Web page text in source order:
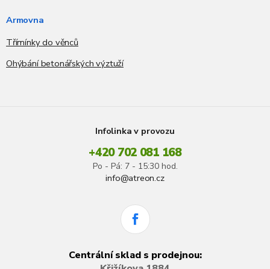
Armovna
Třímínky do věnců
Ohýbání betonářských výztuží
Infolinka v provozu
+420 702 081 168
Po - Pá: 7 - 15:30 hod.
info@atreon.cz
Centrální sklad s prodejnou: